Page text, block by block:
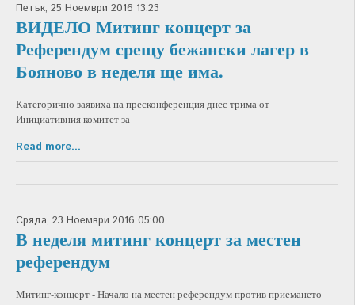
Петък, 25 Ноември 2016 13:23
ВИДЕЛО Митинг концерт за
Референдум срещу бежански лагер в
Бояново в неделя ще има.
Категорично заявиха на пресконференция днес трима от
Инициативния комитет за
Read more...
Сряда, 23 Ноември 2016 05:00
В неделя митинг концерт за местен
референдум
Митинг-концерт - Начало на местен референдум против приемането